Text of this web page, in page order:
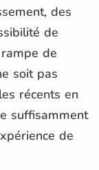
des
de
de
soit pas
récents en
suffisamment
de